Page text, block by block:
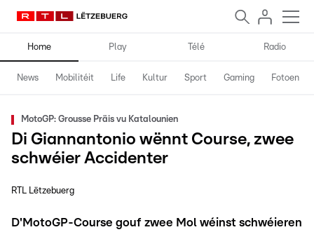
Home Play Télé Radio
News Mobilitéit Life Kultur Sport Gaming Fotoen
MotoGP: Grousse Präis vu Katalounien
Di Giannantonio wënnt Course, zwee
schwéier Accidenter
RTL Lëtzebuerg
D'MotoGP-Course gouf zwee Mol wéinst schwéieren